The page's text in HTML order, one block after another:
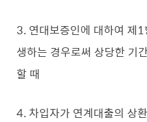
3. 연대보증인에 대하여 제
생하는 경우로써 상당한 기
할 때
4. 차입자가 연계대출의 상